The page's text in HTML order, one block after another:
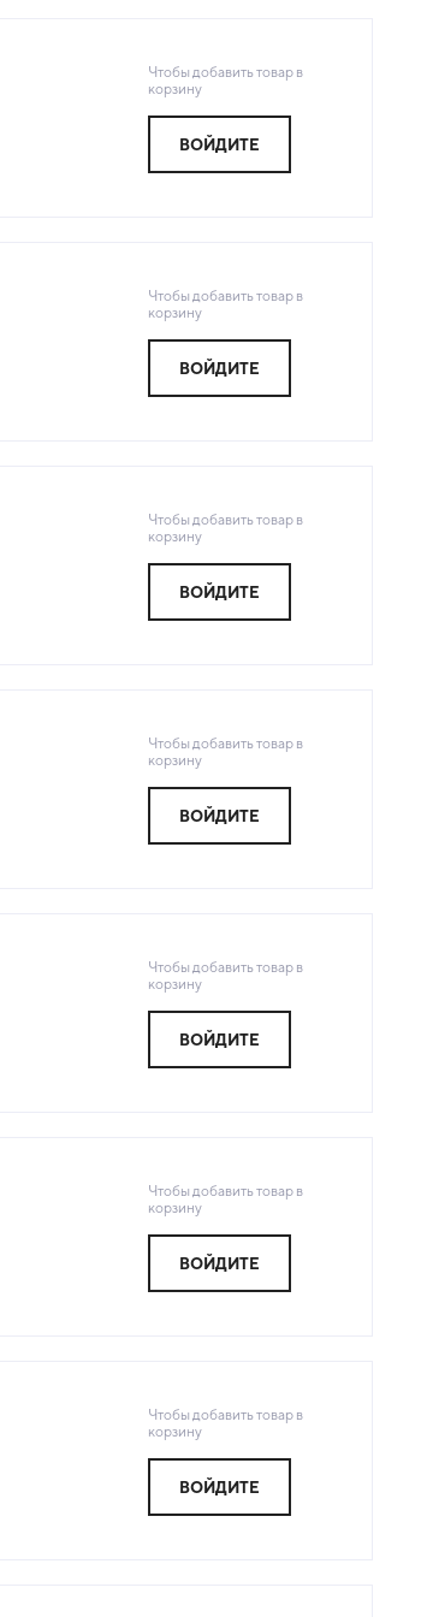
Чтобы добавить товар в
корзину
ВОЙДИТЕ
Чтобы добавить товар в
корзину
ВОЙДИТЕ
Чтобы добавить товар в
корзину
ВОЙДИТЕ
Чтобы добавить товар в
корзину
ВОЙДИТЕ
Чтобы добавить товар в
корзину
ВОЙДИТЕ
Чтобы добавить товар в
корзину
ВОЙДИТЕ
Чтобы добавить товар в
корзину
ВОЙДИТЕ